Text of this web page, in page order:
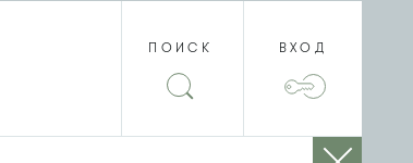
ПОИСК ВХОД